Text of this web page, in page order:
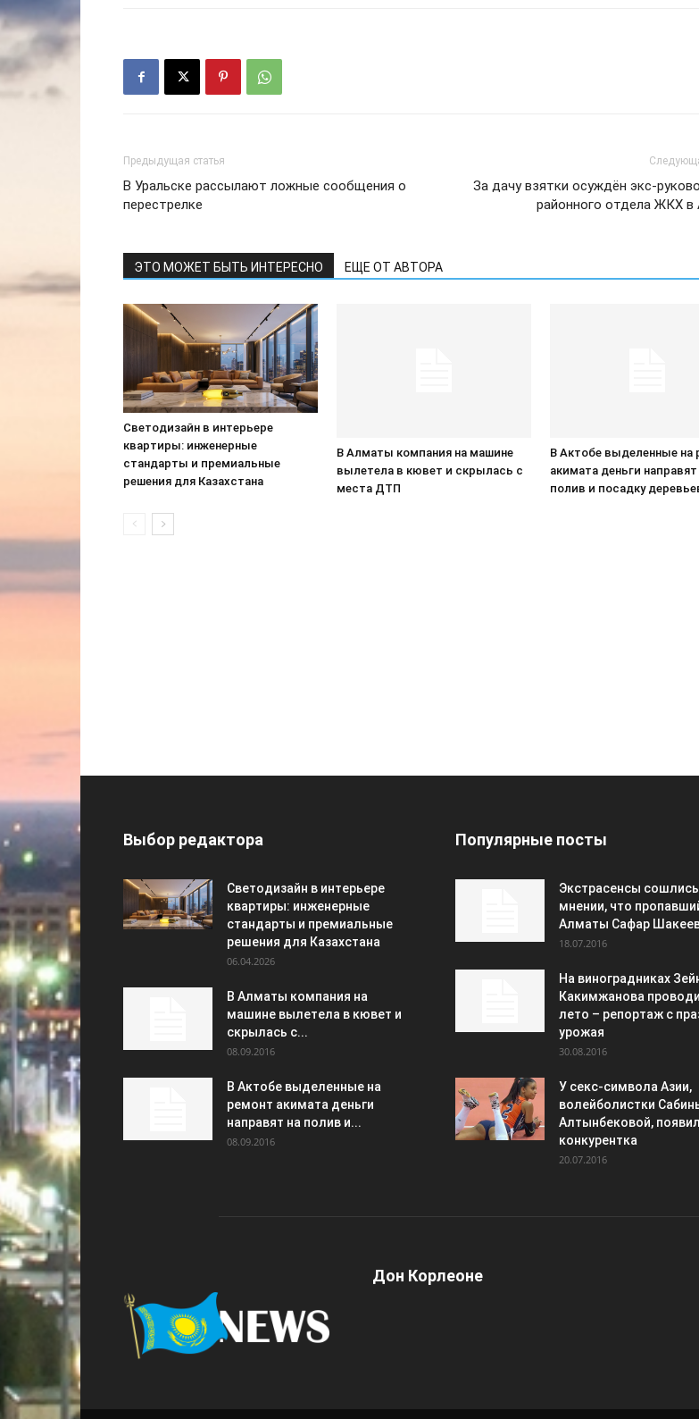
Предыдущая статья
В Уральске рассылают ложные сообщения о
перестрелке
За дачу взятки осуждён экс-
районного отдела ЖКХ в
ЭТО МОЖЕТ БЫТЬ ИНТЕРЕСНО ЕЩЕ ОТ АВТОРА
Светодизайн в интерьере
квартиры: инженерные
стандарты и премиальные
решения для Казахстана
В Алматы компания на машине
вылетела в кювет и скрылась с
места ДТП
В Актобе выделенные на
акимата деньги направят
полив и посадку
Выбор редактора
Светодизайн в интерьере
квартиры: инженерные
стандарты и премиальные
решения для Казахстана
06.04.2026
В Алматы компания на
машине вылетела в кювет и
скрылась с...
08.09.2016
В Актобе выделенные на
ремонт акимата деньги
направят на полив и...
08.09.2016
Популярные посты
Экстрасенсы
мнении, что
Алматы Сафар
18.07.2016
На виноградниках
Какимжанова
лето – репортаж с
урожая
30.08.2016
У секс-символа Азии,
волейболистки
Алтынбековой,
конкурентка
20.07.2016
Дон Корлеоне